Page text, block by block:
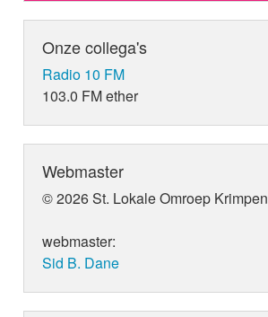
Onze collega's
Radio 10 FM
103.0 FM ether
Webmaster
© 2026 St. Lokale Omroep Krimpen
webmaster:
Sid B. Dane